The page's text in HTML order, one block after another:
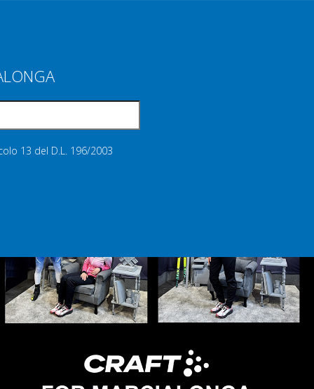
13 del D.L. 196/2003